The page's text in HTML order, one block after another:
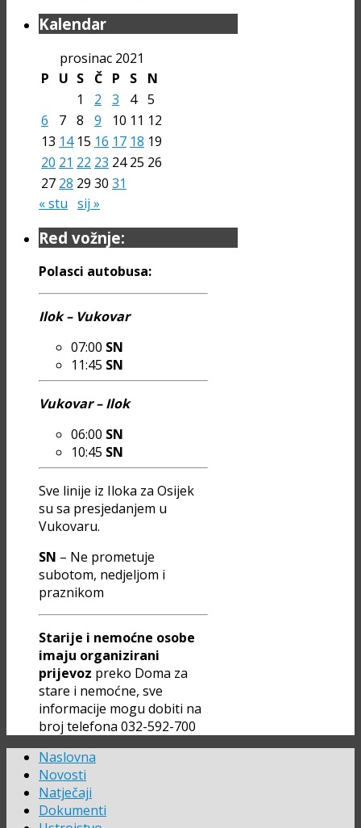
Kalendar
prosinac 2021
P
U S Č P S
N
1
2 3 4 5
6
7 8 9 10 11 12
13 14 15 16 17 18 19
20 21 22 23 24 25 26
27 28 29 30 31
« stu sij »
Red vožnje:
Polasci autobusa:
Ilok – Vukovar
07:00 SN
11:45 SN
Vukovar – Ilok
06:00 SN
10:45 SN
Sve linije iz Iloka za Osijek
su sa presjedanjem u
Vukovaru.
SN – Ne prometuje
subotom, nedjeljom i
praznikom
Starije i nemoćne osobe
imaju organizirani
prijevoz preko Doma za
stare i nemoćne, sve
informacije mogu dobiti na
broj telefona 032-592-700
Naslovna
Novosti
Natječaji
Dokumenti